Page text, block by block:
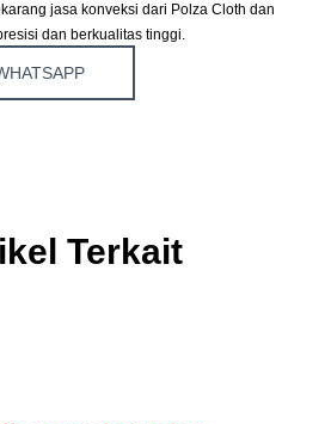
jasa konveksi dari Polza Cloth dan
dan berkualitas tinggi.
Terkait